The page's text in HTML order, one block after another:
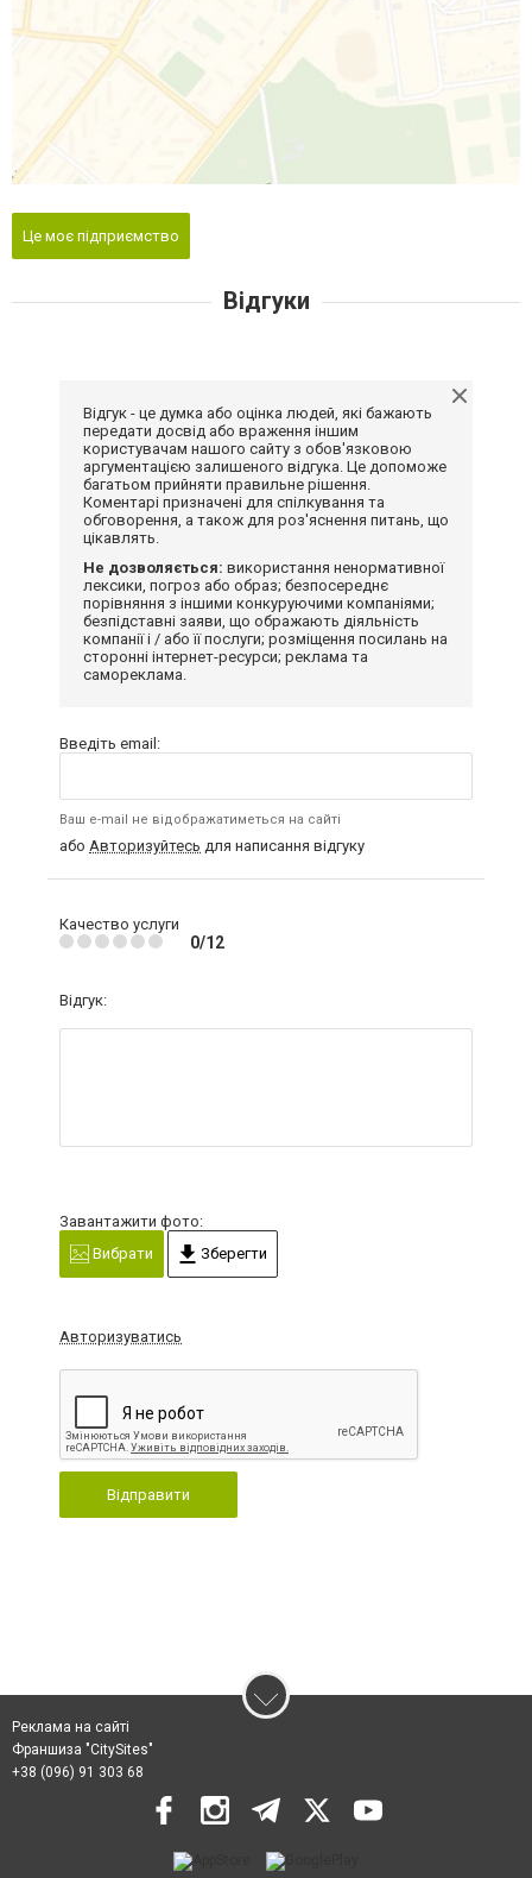
Це моє підприємство
Відгуки
Відгук - це думка або оцінка людей, які бажають
передати досвід або враження іншим
користувачам нашого сайту з обов'язковою
аргументацією залишеного відгука. Це допоможе
багатьом прийняти правильне рішення.
Коментарі призначені для спілкування та
обговорення, а також для роз'яснення питань, що
цікавлять.
Не дозволяється: використання ненормативної
лексики, погроз або образ; безпосереднє
порівняння з іншими конкуруючими компаніями;
безпідставні заяви, що ображають діяльність
компанії і / або її послуги; розміщення посилань на
сторонні інтернет-ресурси; реклама та
самореклама.
Введіть email:
Ваш e-mail не відображатиметься на сайті
або Авторизуйтесь для написання відгуку
Качество услуги
0/12
Відгук:
Завантажити фото:
Вибрати
Зберегти
Авторизуватись
Відправити
Реклама на сайті
Франшиза "CitySites"
+38 (096) 91 303 68